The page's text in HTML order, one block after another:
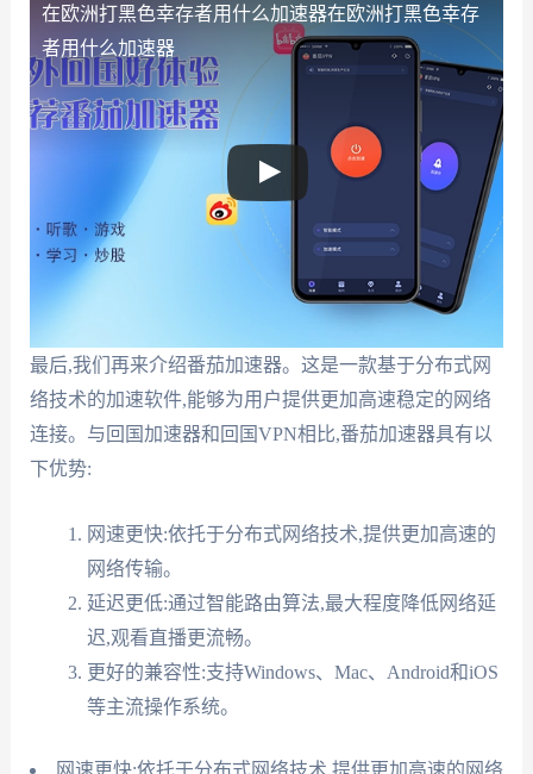
在欧洲打黑色幸存者用什么加速器在欧洲打黑色幸存
者用什么加速器
最后,我们再来介绍番茄加速器。这是一款基于分布式网
络技术的加速软件,能够为用户提供更加高速稳定的网络
连接。与回国加速器和回国VPN相比,番茄加速器具有以
下优势:
网速更快:依托于分布式网络技术,提供更加高速的
网络传输。
延迟更低:通过智能路由算法,最大程度降低网络延
迟,观看直播更流畅。
更好的兼容性:支持Windows、Mac、Android和iOS
等主流操作系统。
网速更快:依托于分布式网络技术,提供更加高速的网络